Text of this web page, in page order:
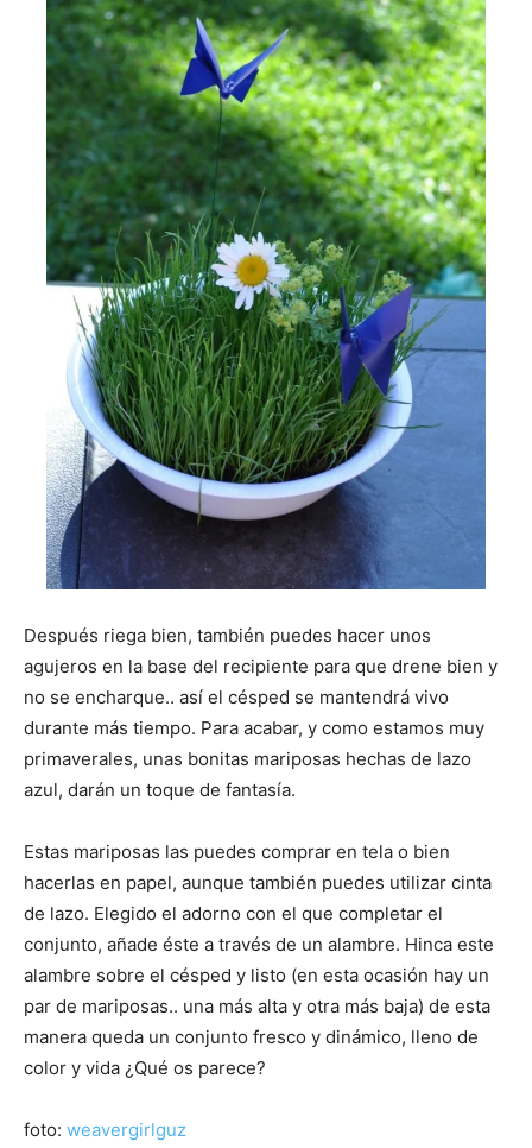
Después riega bien, también puedes hacer unos
agujeros en la base del recipiente para que drene bien y
no se encharque.. así el césped se mantendrá vivo
durante más tiempo. Para acabar, y como estamos muy
primaverales, unas bonitas mariposas hechas de lazo
azul, darán un toque de fantasía.
Estas mariposas las puedes comprar en tela o bien
hacerlas en papel, aunque también puedes utilizar cinta
de lazo. Elegido el adorno con el que completar el
conjunto, añade éste a través de un alambre. Hinca este
alambre sobre el césped y listo (en esta ocasión hay un
par de mariposas.. una más alta y otra más baja) de esta
manera queda un conjunto fresco y dinámico, lleno de
color y vida ¿Qué os parece?
foto: weavergirlguz